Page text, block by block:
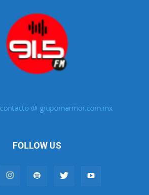
contacto @ grupomarmor.com.mx
FOLLOW US